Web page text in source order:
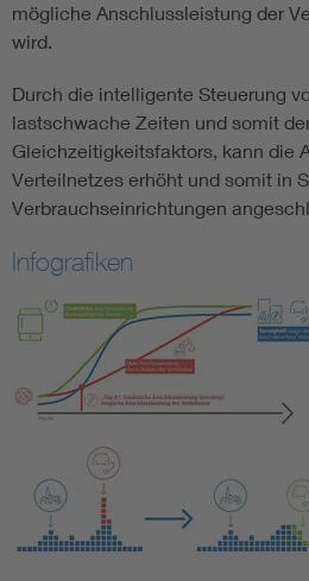
mögliche Anschlussleistung der
wird.
Durch die intelligente Steuerung
lastschwache Zeiten und somit
Gleichzeitigkeitsfaktors, kann die
Verteilnetzes erhöht und somit in
Verbrauchseinrichtungen
Infografiken